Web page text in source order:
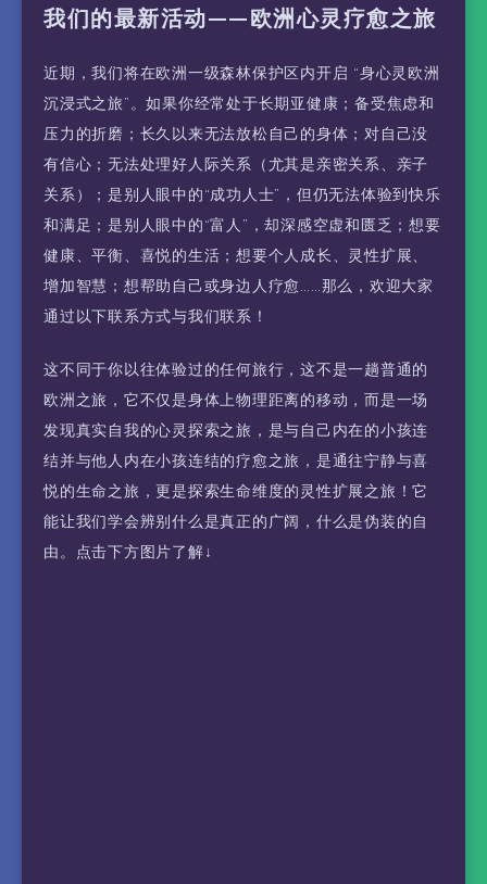
我们的最新活动——欧洲心灵疗愈之旅
近期，我们将在欧洲一级森林保护区内开启 “身心灵欧洲
沉浸式之旅”。如果你经常处于长期亚健康；备受焦虑和
压力的折磨；长久以来无法放松自己的身体；对自己没
有信心；无法处理好人际关系（尤其是亲密关系、亲子
关系）；是别人眼中的“成功人士”，但仍无法体验到快乐
和满足；是别人眼中的“富人”，却深感空虚和匮乏；想要
健康、平衡、喜悦的生活；想要个人成长、灵性扩展、
增加智慧；想帮助自己或身边人疗愈……那么，欢迎大家
通过以下联系方式与我们联系！
这不同于你以往体验过的任何旅行，这不是一趟普通的
欧洲之旅，它不仅是身体上物理距离的移动，而是一场
发现真实自我的心灵探索之旅，是与自己内在的小孩连
结并与他人内在小孩连结的疗愈之旅，是通往宁静与喜
悦的生命之旅，更是探索生命维度的灵性扩展之旅！它
能让我们学会辨别什么是真正的广阔，什么是伪装的自
由。点击下方图片了解↓